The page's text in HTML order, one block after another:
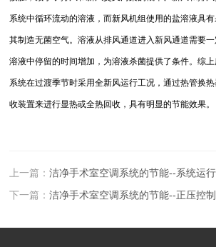
系统中循环流动的溶液，而新风机组使用的盐溶液具
其制造无菌空气。溶液从排风通道进入新风通道需要
溶液中停留的时间增加，为溶液杀菌提供了条件。综
系统在过渡季节时采用全新风运行工况，通过热管换
收装置来进行显热或全热回收，具有明显的节能效果。
上一篇：洁净手术室空调系统的节能--系统运
下一篇：洁净手术室空调系统的节能--正压控